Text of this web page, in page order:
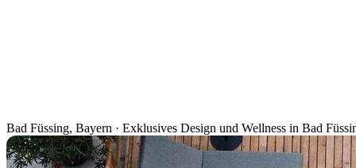
Bad Füssing, Bayern · Exklusives Design und Wellness in Bad